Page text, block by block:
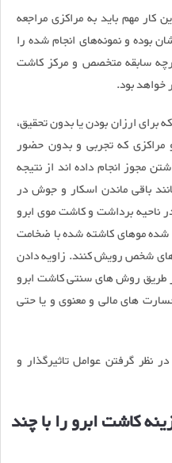
کار مهم باید به مراکزی مراجعه
بوده و نمونه‌های انجام شده را
سابقه متخصص و مرکز کاشت
خواهد بود.
برای ارزان بودن یا بدون تحقیق،
مراکزی که تجربی و بدون حضور
انجام داده اند از نتیجه
باقی ماندن اسكار و جوش در
ناحیه برداشت و كاشت موی ابرو
شده موهای كاشته شده با ضخامت
شخص رویش کنند. زاویه دادن
طریق روش های سنتی كاشت ابرو
های مالی و معنوی و یا حتی
نظر گرفتن عوامل تاثیرگذار و
کاشت ابرو را با چند